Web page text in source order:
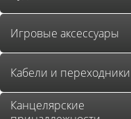
Игровые аксессуары
Кабели и переходники
Канцелярские